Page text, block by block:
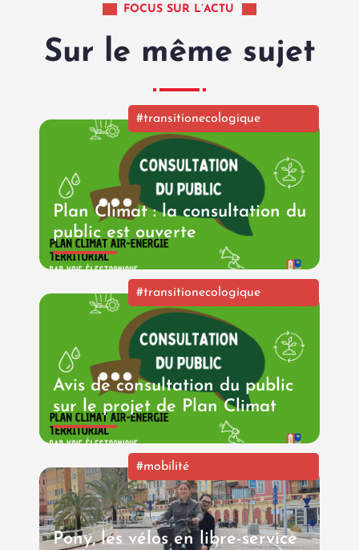
FOCUS SUR L’ACTU
Sur le même sujet
#transitionecologique
Plan Climat : la consultation du
public est ouverte
#transitionecologique
Avis de consultation du public
sur le projet de Plan Climat
#mobilité
Pony, les vélos en libre-service